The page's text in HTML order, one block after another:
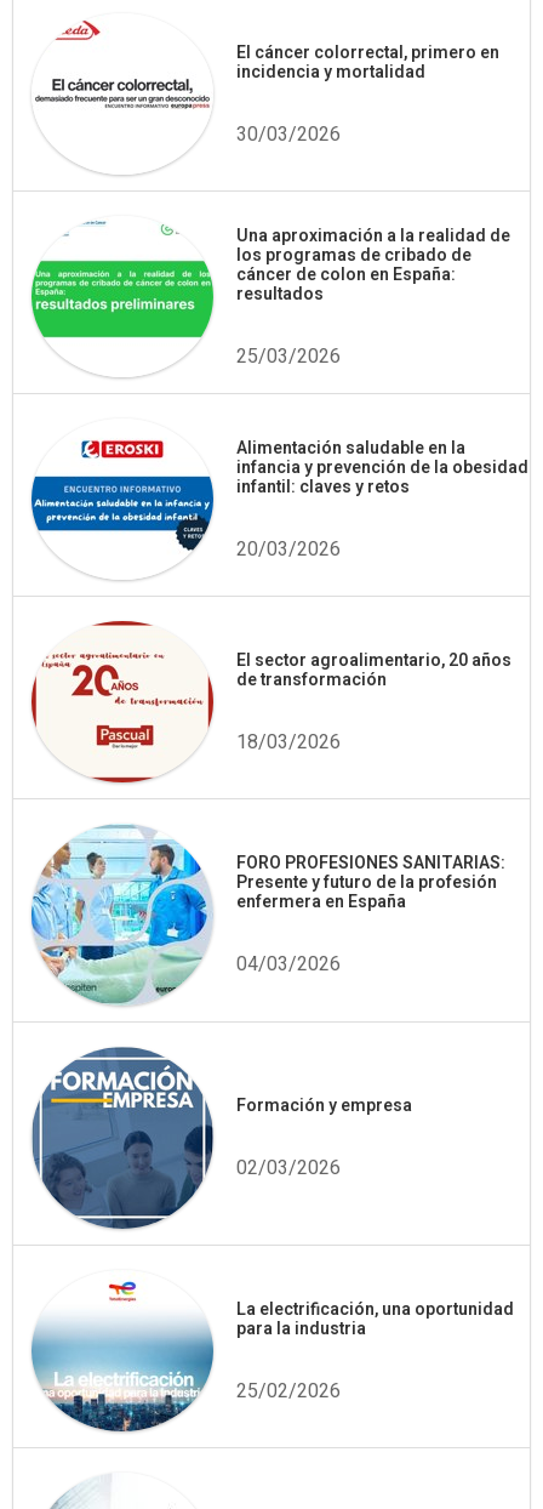
El cáncer colorrectal, primero en
incidencia y mortalidad
30/03/2026
Una aproximación a la realidad de
los programas de cribado de
cáncer de colon en España:
resultados
25/03/2026
Alimentación saludable en la
infancia y prevención de la obesidad
infantil: claves y retos
20/03/2026
El sector agroalimentario, 20 años
de transformación
18/03/2026
FORO PROFESIONES SANITARIAS:
Presente y futuro de la profesión
enfermera en España
04/03/2026
Formación y empresa
02/03/2026
La electrificación, una oportunidad
para la industria
25/02/2026